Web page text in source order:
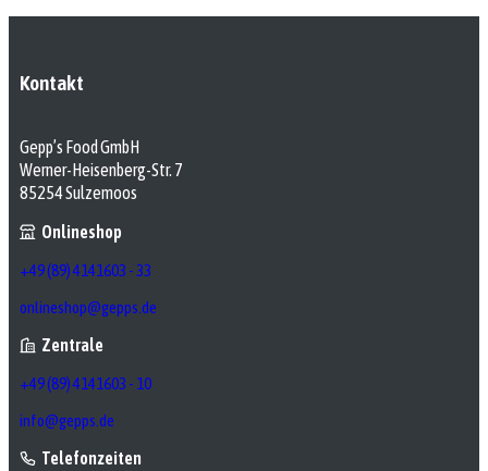
Kontakt
Gepp’s Food GmbH
Werner-Heisenberg-Str. 7
85254 Sulzemoos
Onlineshop
+49 (89) 4141603 - 33
onlineshop@gepps.de
Zentrale
+49 (89) 4141603 - 10
info@gepps.de
Telefonzeiten